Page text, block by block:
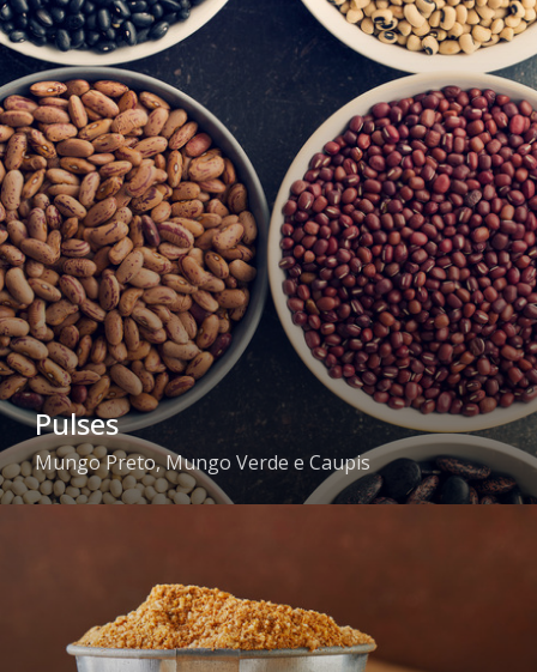
Pulses
Mungo Preto, Mungo Verde e Caupis